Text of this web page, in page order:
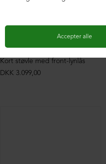
Kort støvle med front-lynlås
DKK 3.099,00